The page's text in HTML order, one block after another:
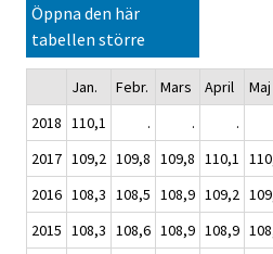
Öppna den här
tabellen större
Jan. Febr. Mars April Maj
2018 110,1 . . .
2017 109,2 109,8 109,8 110,1
2016 108,3 108,5 108,9 109,2
2015 108,3 108,6 108,9 108,9